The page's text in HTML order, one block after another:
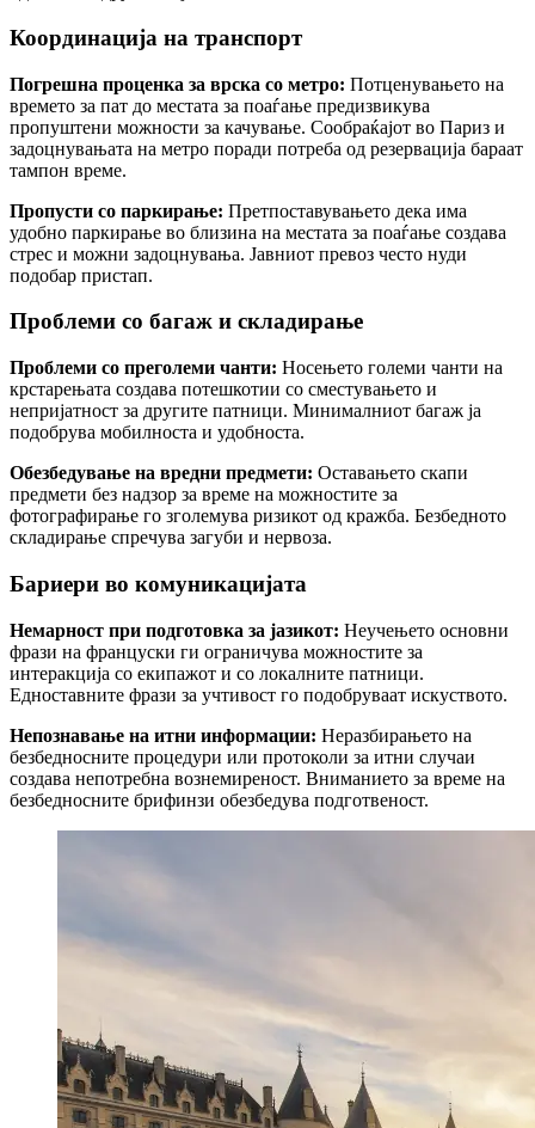
Координација на транспорт
Погрешна проценка за врска со метро: Потценувањето на
времето за пат до местата за поаѓање предизвикува
пропуштени можности за качување. Сообраќајот во Париз и
задоцнувањата на метро поради потреба од резервација бараат
тампон време.
Пропусти со паркирање: Претпоставувањето дека има
удобно паркирање во близина на местата за поаѓање создава
стрес и можни задоцнувања. Јавниот превоз често нуди
подобар пристап.
Проблеми со багаж и складирање
Проблеми со преголеми чанти: Носењето големи чанти на
крстарењата создава потешкотии со сместувањето и
непријатност за другите патници. Минималниот багаж ја
подобрува мобилноста и удобноста.
Обезбедување на вредни предмети: Оставањето скапи
предмети без надзор за време на можностите за
фотографирање го зголемува ризикот од кражба. Безбедното
складирање спречува загуби и нервоза.
Бариери во комуникацијата
Немарност при подготовка за јазикот: Нeучењето основни
фрази на француски ги ограничува можностите за
интеракција со екипажот и со локалните патници.
Едноставните фрази за учтивост го подобруваат искуството.
Непознавање на итни информации: Неразбирањето на
безбедносните процедури или протоколи за итни случаи
создава непотребна вознемиреност. Вниманието за време на
безбедносните брифинзи обезбедува подготвеност.